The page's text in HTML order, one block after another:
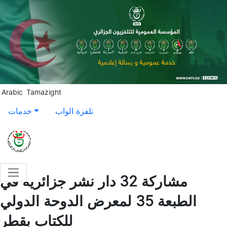
Aller au contenu principal
Arabic Tamazight
خدمات تلفزة الواب
مشاركة 32 دار نشر جزائرية في
الطبعة 35 لمعرض الدوحة الدولي
للكتاب بقطر